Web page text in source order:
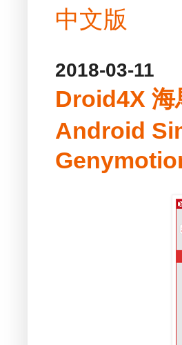
中文版
2018-03-11
Droid4X 海
Android